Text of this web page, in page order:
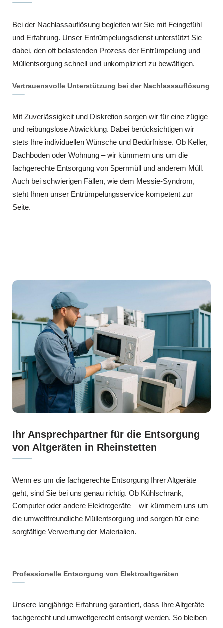
Bei der Nachlassauflösung begleiten wir Sie mit Feingefühl
und Erfahrung. Unser Entrümpelungsdienst unterstützt Sie
dabei, den oft belastenden Prozess der Entrümpelung und
Müllentsorgung schnell und unkompliziert zu bewältigen.
Vertrauensvolle Unterstützung bei der Nachlassauflösung
Mit Zuverlässigkeit und Diskretion sorgen wir für eine zügige
und reibungslose Abwicklung. Dabei berücksichtigen wir
stets Ihre individuellen Wünsche und Bedürfnisse. Ob Keller,
Dachboden oder Wohnung – wir kümmern uns um die
fachgerechte Entsorgung von Sperrmüll und anderem Müll.
Auch bei schwierigen Fällen, wie dem Messie-Syndrom,
steht Ihnen unser Entrümpelungsservice kompetent zur
Seite.
Ihr Ansprechpartner für die Entsorgung
von Altgeräten in Rheinstetten
Wenn es um die fachgerechte Entsorgung Ihrer Altgeräte
geht, sind Sie bei uns genau richtig. Ob Kühlschrank,
Computer oder andere Elektrogeräte – wir kümmern uns um
die umweltfreundliche Müllentsorgung und sorgen für eine
sorgfältige Verwertung der Materialien.
Professionelle Entsorgung von Elektroaltgeräten
Unsere langjährige Erfahrung garantiert, dass Ihre Altgeräte
fachgerecht und umweltgerecht entsorgt werden. So bleiben